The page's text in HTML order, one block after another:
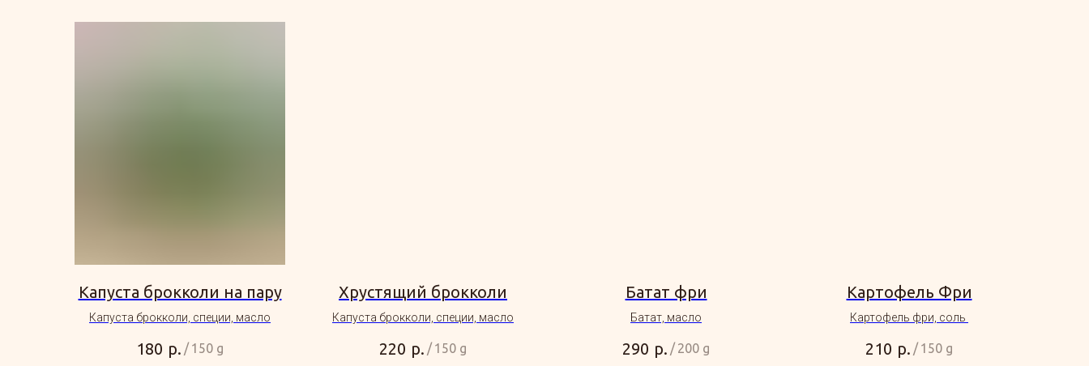
Капуста брокколи на пару
Капуста брокколи, специи, масло
180 р. / 150 g
Хрустящий брокколи
Капуста брокколи, специи, масло
220 р. / 150 g
Батат фри
Батат, масло
290 р. / 200 g
Картофель Фри
Картофель фри, соль
210 р. / 150 g